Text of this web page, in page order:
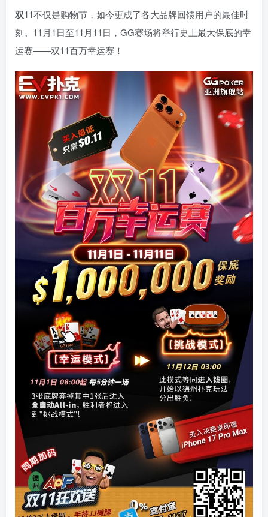
双11不仅是购物节，如今更成了各大品牌回馈用户的最佳时
刻。11月1日至11月11日，GG赛场将举行史上最大保底的幸
运赛——双11百万幸运赛！